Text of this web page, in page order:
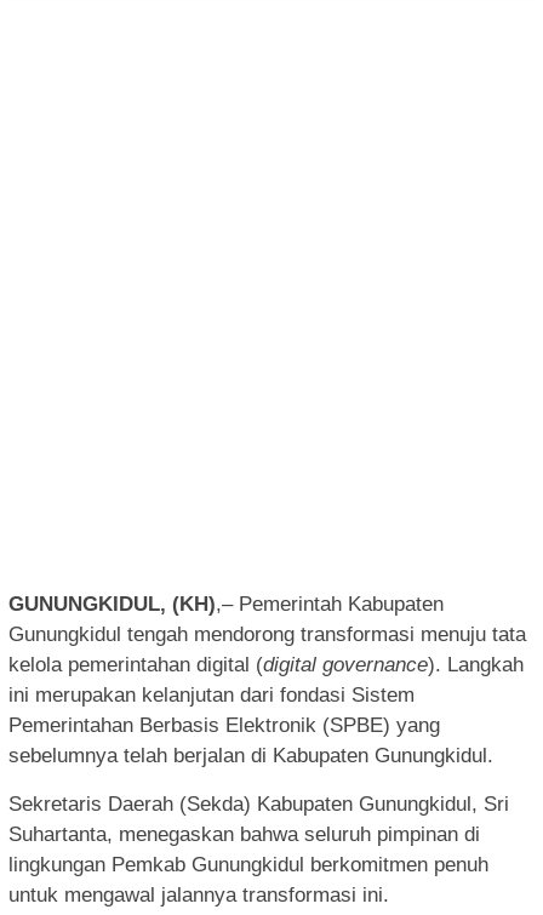
GUNUNGKIDUL, (KH),– Pemerintah Kabupaten
Gunungkidul tengah mendorong transformasi menuju tata
kelola pemerintahan digital (digital governance). Langkah
ini merupakan kelanjutan dari fondasi Sistem
Pemerintahan Berbasis Elektronik (SPBE) yang
sebelumnya telah berjalan di Kabupaten Gunungkidul.
Sekretaris Daerah (Sekda) Kabupaten Gunungkidul, Sri
Suhartanta, menegaskan bahwa seluruh pimpinan di
lingkungan Pemkab Gunungkidul berkomitmen penuh
untuk mengawal jalannya transformasi ini.